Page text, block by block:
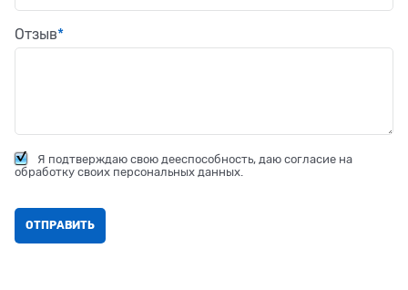
Отзыв
Я подтверждаю свою дееспособность, даю согласие на
обработку своих персональных данных.